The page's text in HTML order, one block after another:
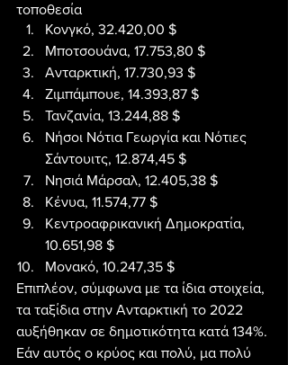
τοποθεσία
Κονγκό, 32.420,00 $
Μποτσουάνα, 17.753,80 $
Ανταρκτική, 17.730,93 $
Ζιμπάμπουε, 14.393,87 $
Τανζανία, 13.244,88 $
Νήσοι Νότια Γεωργία και Νότιες
Σάντουιτς, 12.874,45 $
Νησιά Μάρσαλ, 12.405,38 $
Κένυα, 11.574,77 $
Κεντροαφρικανική Δημοκρατία,
10.651,98 $
Μονακό, 10.247,35 $
Επιπλέον, σύμφωνα με τα ίδια στοιχεία,
τα ταξίδια στην Ανταρκτική το 2022
αυξήθηκαν σε δημοτικότητα κατά 134%.
Εάν αυτός ο κρύος και πολύ, μα πολύ